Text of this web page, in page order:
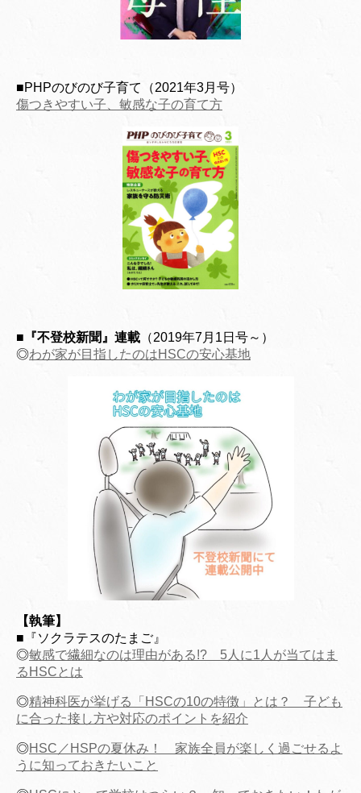
■PHPのびのび子育て（2021年3月号）
傷つきやすい子、敏感な子の育て方
■『不登校新聞』連載 （2019年7月1日号～）
◎わが家が目指したのはHSCの安心基地
【執筆】
■『ソクラテスのたまご』
◎敏感で繊細なのは理由がある!? 5人に1人が当てはま
るHSCとは
◎精神科医が挙げる「HSCの10の特徴」とは？ 子ども
に合った接し方や対応のポイントを紹介
◎HSC／HSPの夏休み！ 家族全員が楽しく過ごせるよ
うに知っておきたいこと